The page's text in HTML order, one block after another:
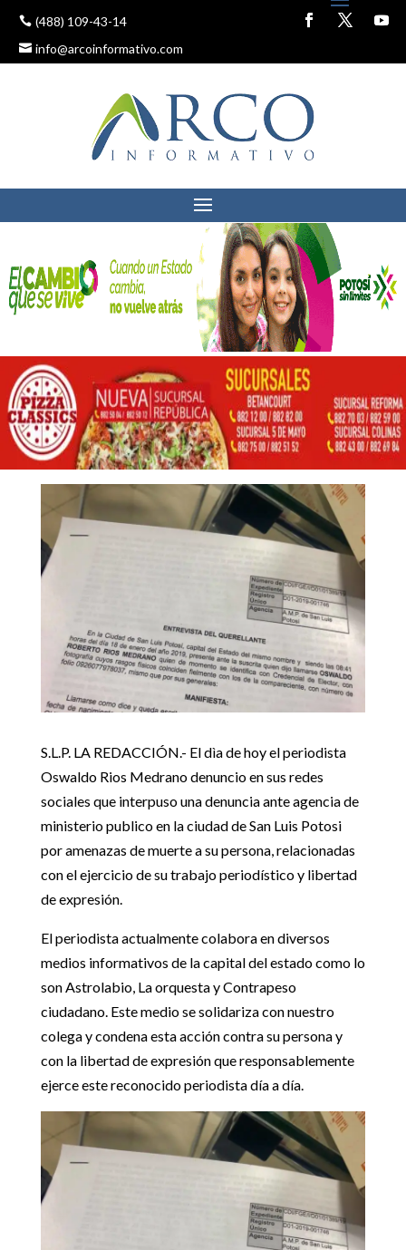
(488) 109-43-14
info@arcoinformativo.com
Inicio 5
Amenazan de muerte a Periodista Oswaldo Rios
AMENAZAN DE MUERTE
A PERIODISTA OSWALDO
RIOS
Noticias Estado
18 enero, 2019
S.L.P. LA REDACCIÓN.- El dìa de hoy el periodista
Oswaldo Rios Medrano denuncio en sus redes
sociales que interpuso una denuncia ante agencia de
ministerio publico en la ciudad de San Luis Potosi
por amenazas de muerte a su persona, relacionadas
con el ejercicio de su trabajo periodístico y libertad
de expresión.
El periodista actualmente colabora en diversos
medios informativos de la capital del estado como lo
son Astrolabio, La orquesta y Contrapeso
ciudadano. Este medio se solidariza con nuestro
colega y condena esta acción contra su persona y
con la libertad de expresión que responsablemente
ejerce este reconocido periodista día a día.